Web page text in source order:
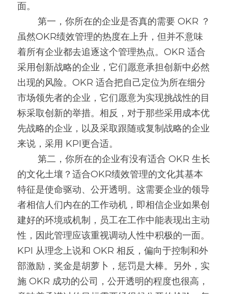
面。
虽然OKR绩效管理的热度在上升，但并不意味
着所有企业都去追逐这个管理热点。OKR 适合
采用创新战略的企业，它们愿意承担创新中必然
出现的风险。OKR 适合把自己定位为所在细分
市场领先者的企业，它们愿意为实现挑战性的目
标采取创新的举措。相反，对于那些采用成本优
先战略的企业，以及采取跟随或复制战略的企业
来说，采用 KPI更合适。
的文化土壤？适合OKR绩效管理的文化其基本
特征是使命驱动、公开透明。这需要企业的领导
者相信人们内在的工作动机，即相信企业如果创
建好的环境或机制，员工在工作中能表现出主动
性，因此管理应该重视调动人性中积极的一面。
KPI 从理念上说和 OKR 相反，偏向于控制和外
部激励，奖金是胡萝卜，惩罚是大棒。另外，实
施 OKR 成功的公司，公开透明的程度也很高，